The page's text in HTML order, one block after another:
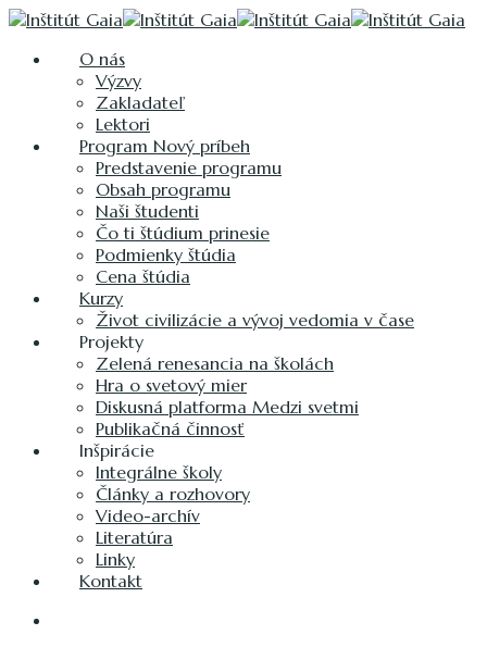
O nás
Výzvy
Zakladateľ
Lektori
Program Nový príbeh
Predstavenie programu
Obsah programu
Naši študenti
Čo ti štúdium prinesie
Podmienky štúdia
Cena štúdia
Kurzy
Život civilizácie a vývoj vedomia v čase
Projekty
Zelená renesancia na školách
Hra o svetový mier
Diskusná platforma Medzi svetmi
Publikačná činnosť
Inšpirácie
Integrálne školy
Články a rozhovory
Video-archív
Literatúra
Linky
Kontakt